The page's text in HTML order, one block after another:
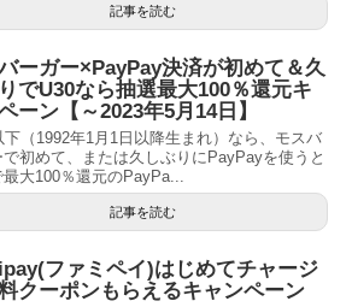
記事を読む
ーガー×PayPay決済が初めて＆久
でU30なら抽選最大100％還元キ
ーン【～2023年5月14日】
下（1992年1月1日以降生まれ）なら、モスバ
で初めて、または久しぶりにPayPayを使うと
最大100％還元のPayPa...
記事を読む
ファミペイ)はじめてチャージ
クーポンもらえるキャンペーン